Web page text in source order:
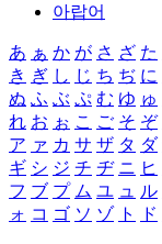
아랍어
あ ぁ か が さ ざ た
き ぎ し じ ち ぢ に
ぬ ふ ぶ ぷ む ゆ ゅ
れ お ぉ こ ご そ ぞ
ア ァ カ サ ザ タ ダ
ギ シ ジ チ ヂ ニ ヒ
フ ブ プ ム ユ ュ ル
ォ コ ゴ ソ ゾ ト ド